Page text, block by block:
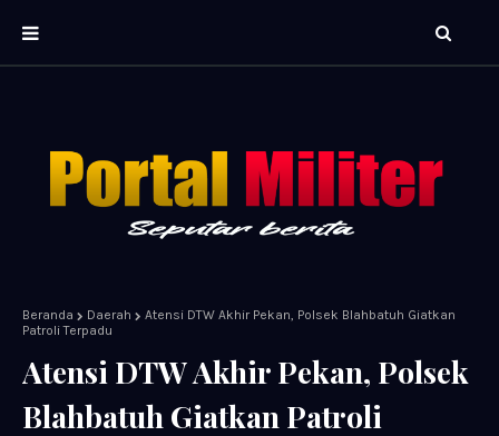
Beranda Daerah
Atensi DTW Akhir Pekan, Polsek Blahbatuh Giatkan
Patroli Terpadu
Atensi DTW Akhir Pekan, Polsek
Blahbatuh Giatkan Patroli